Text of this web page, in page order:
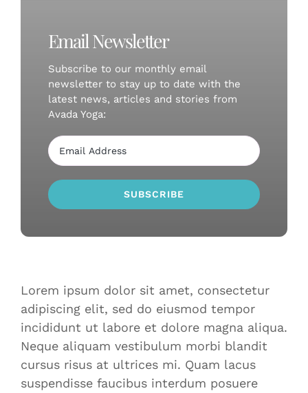
Email Newsletter
Subscribe to our monthly email
newsletter to stay up to date with the
latest news, articles and stories from
Avada Yoga:
Lorem ipsum dolor sit amet, consectetur
adipiscing elit, sed do eiusmod tempor
incididunt ut labore et dolore magna aliqua.
Neque aliquam vestibulum morbi blandit
cursus risus at ultrices mi. Quam lacus
suspendisse faucibus interdum posuere